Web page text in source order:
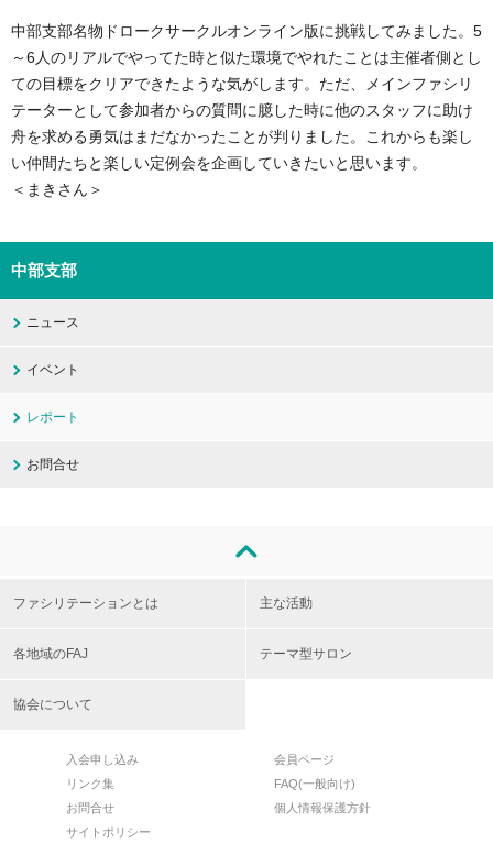
中部支部名物ドロークサークルオンライン版に挑戦してみました。5
～6人のリアルでやってた時と似た環境でやれたことは主催者側とし
ての目標をクリアできたような気がします。ただ、メインファシリ
テーターとして参加者からの質問に臆した時に他のスタッフに助け
舟を求める勇気はまだなかったことが判りました。これからも楽し
い仲間たちと楽しい定例会を企画していきたいと思います。
＜まきさん＞
中部支部
ニュース
イベント
レポート
お問合せ
ファシリテーションとは 主な活動
各地域のFAJ テーマ型サロン
協会について
入会申し込み
会員ページ
リンク集
FAQ(一般向け)
お問合せ
個人情報保護方針
サイトポリシー